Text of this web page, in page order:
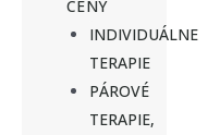
CENY
INDIVIDUÁLNE
TERAPIE
PÁROVÉ
TERAPIE,